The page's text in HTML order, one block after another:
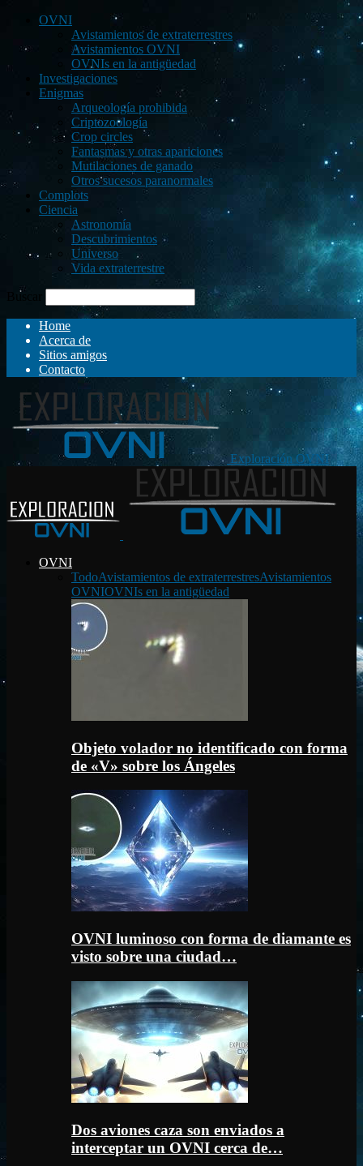
OVNI
Avistamientos de extraterrestres
Avistamientos OVNI
OVNIs en la antigüedad
Investigaciones
Enigmas
Arqueología prohibida
Criptozoología
Crop circles
Fantasmas y otras apariciones
Mutilaciones de ganado
Otros sucesos paranormales
Complots
Ciencia
Astronomía
Descubrimientos
Universo
Vida extraterrestre
Buscar
Home
Acerca de
Sitios amigos
Contacto
Exploración OVNI
OVNI
TodoAvistamientos de extraterrestresAvistamientos
OVNIOVNIs en la antigüedad
Objeto volador no identificado con forma
de «V» sobre los Ángeles
OVNI luminoso con forma de diamante es
visto sobre una ciudad…
Dos aviones caza son enviados a
interceptar un OVNI cerca de…